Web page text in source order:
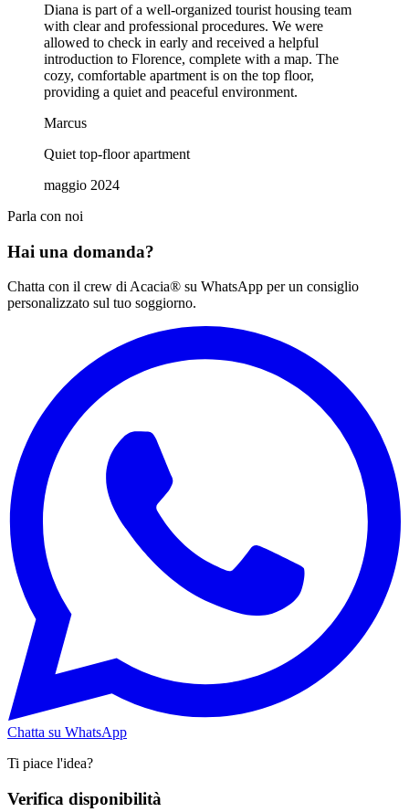
Diana is part of a well-organized tourist housing team
with clear and professional procedures. We were
allowed to check in early and received a helpful
introduction to Florence, complete with a map. The
cozy, comfortable apartment is on the top floor,
providing a quiet and peaceful environment.
Marcus
Quiet top-floor apartment
maggio 2024
Parla con noi
Hai una domanda?
Chatta con il crew di Acacia® su WhatsApp per un consiglio
personalizzato sul tuo soggiorno.
Chatta su WhatsApp
Ti piace l'idea?
Verifica disponibilità